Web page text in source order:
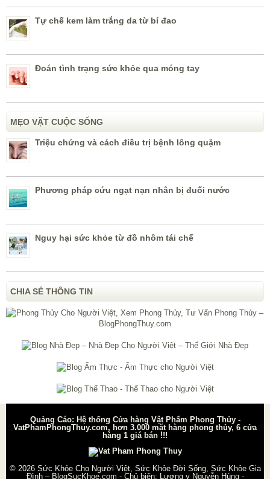
Tự chế kem làm trắng da từ bí đao
Đoán tình trạng sức khỏe qua móng tay
MẸO VẶT CUỘC SỐNG
Triệu chứng và cách điều trị bệnh lông quặm
Phương pháp cứu ngạt nạn nhân bị đuối nước
Nguy hại sức khỏe từ đồ nhôm tái chế
CHIA SẺ THÔNG TIN
Quảng Cáo: Hệ thống Cửa hàng Vật Phẩm Phong Thủy -
VatPhamPhongThuy.com, hơn 3.000 mặt hàng phong thủy, 6 cửa
hàng 1 giá bán !!!
© 2026 Sức Khỏe Cho Người Việt, Sức Khỏe Đời Sống, Sức Khỏe Gia
Đình – BlogSucKhoe.com - Chủ biên: Lương y Nguyễn Hùng-